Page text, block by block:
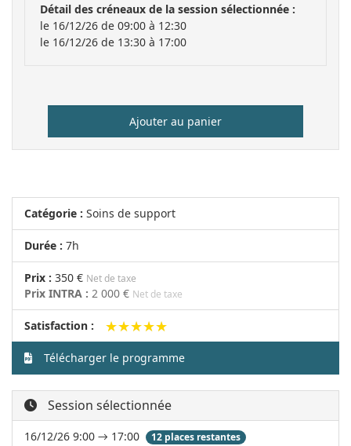
Détail des créneaux de la session sélectionnée :
le 16/12/26 de 09:00 à 12:30
le 16/12/26 de 13:30 à 17:00
Ajouter au panier
Catégorie : Soins de support
Durée : 7h
Prix : 350 € Net de taxe
Prix INTRA : 2 000 € Net de taxe
Satisfaction : ★★★★★
★★★★★
Télécharger le programme
Session sélectionnée
16/12/26 9:00 → 17:00 12 places restantes